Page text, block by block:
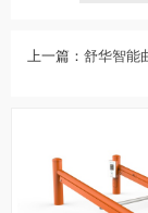
上一篇： 舒华智能